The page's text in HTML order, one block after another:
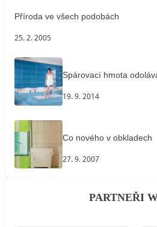
Příroda ve všech podobách
25. 2. 2005
Spárovací hmota
19. 9. 2014
Co nového v obkladech
27. 9. 2007
PARTNEŘI